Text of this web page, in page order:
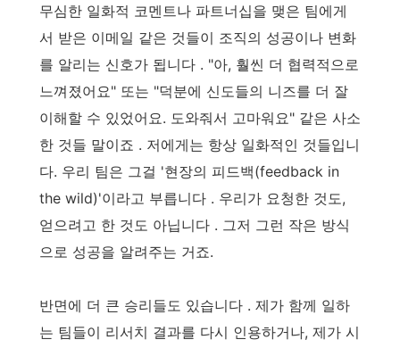
무심한 일화적 코멘트나 파트너십을 맺은 팀에게
서 받은 이메일 같은 것들이 조직의 성공이나 변화
를 알리는 신호가 됩니다 . "아, 훨씬 더 협력적으로
느껴졌어요" 또는 "덕분에 신도들의 니즈를 더 잘
이해할 수 있었어요. 도와줘서 고마워요" 같은 사소
한 것들 말이죠 . 저에게는 항상 일화적인 것들입니
다. 우리 팀은 그걸 '현장의 피드백(feedback in
the wild)'이라고 부릅니다 . 우리가 요청한 것도,
얻으려고 한 것도 아닙니다 . 그저 그런 작은 방식
으로 성공을 알려주는 거죠.
반면에 더 큰 승리들도 있습니다 . 제가 함께 일하
는 팀들이 리서치 결과를 다시 인용하거나, 제가 시